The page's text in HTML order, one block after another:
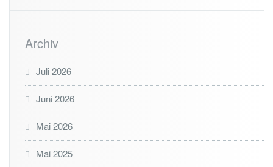
Archiv
Juli 2026
Juni 2026
Mai 2026
Mai 2025